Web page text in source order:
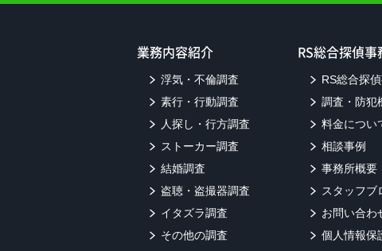
業務内容紹介
浮気・不倫調査
素行・行動調査
人探し・行方調査
ストーカー調査
結婚調査
盗聴・盗撮器調査
イタズラ調査
その他の調査
RS総合探偵
RS総合探
調査・防犯
料金につい
相談事例
事務所概要
スタッフブ
お問い合わ
個人情報保